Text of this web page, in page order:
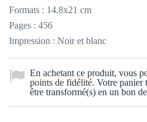
Formats : 14,8x21 cm
Pages : 456
Impression : Noir et blanc
En achetant ce produit, vous
points de fidélité. Votre panier
être transformé(s) en un bon